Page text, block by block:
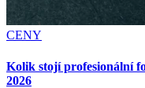
CENY
Kolik stojí profesionální
2026